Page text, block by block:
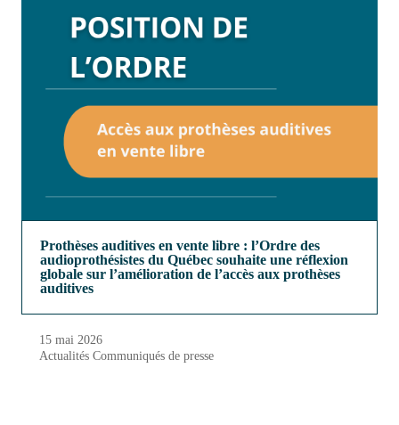
Prothèses auditives en vente libre : l’Ordre des
audioprothésistes du Québec souhaite une réflexion
globale sur l’amélioration de l’accès aux prothèses
auditives
15 mai 2026
Actualités Communiqués de presse